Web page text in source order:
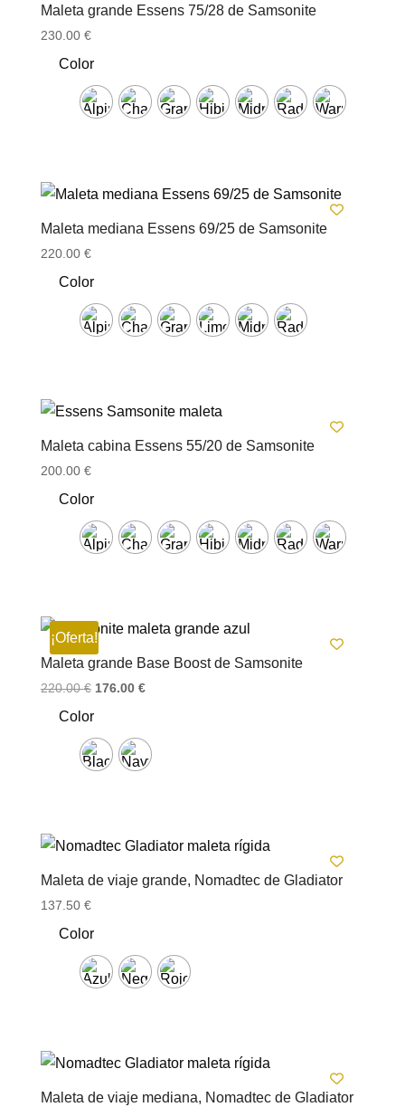
Maleta grande Essens 75/28 de Samsonite
230.00 €
Color
Maleta mediana Essens 69/25 de Samsonite
220.00 €
Color
Maleta cabina Essens 55/20 de Samsonite
200.00 €
Color
¡Oferta!
Maleta grande Base Boost de Samsonite
220.00€ El
era:
220.00 €.
176.00 €El
es:
176.00 €.
Color
Maleta de viaje grande, Nomadtec de Gladiator
137.50 €
Color
Maleta de viaje mediana, Nomadtec de Gladiator